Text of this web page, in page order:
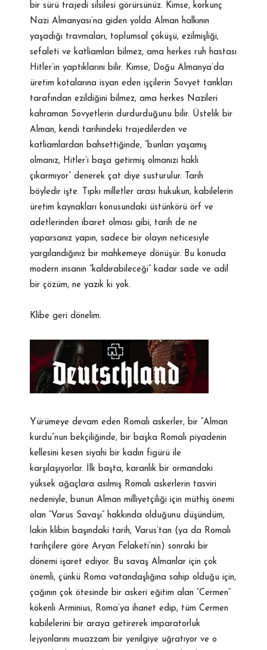
bir sürü trajedi silsilesi görürsünüz. Kimse, korkunç
Nazi Almanyası’na giden yolda Alman halkının
yaşadığı travmaları, toplumsal çöküşü, ezilmişliği,
sefaleti ve katliamları bilmez, ama herkes ruh hastası
Hitler’in yaptıklarını bilir. Kimse, Doğu Almanya’da
üretim kotalarına isyan eden işçilerin Sovyet tankları
tarafından ezildiğini bilmez, ama herkes Nazileri
kahraman Sovyetlerin durdurduğunu bilir. Üstelik bir
Alman, kendi tarihindeki trajedilerden ve
katliamlardan bahsettiğinde, “bunları yaşamış
olmanız, Hitler’i başa getirmiş olmanızı haklı
çıkarmıyor” denerek çat diye susturulur. Tarih
böyledir işte. Tıpkı milletler arası hukukun, kabilelerin
üretim kaynakları konusundaki üstünkörü örf ve
adetlerinden ibaret olması gibi, tarih de ne
yaparsanız yapın, sadece bir olayın neticesiyle
yargılandığınız bir mahkemeye dönüşür. Bu konuda
modern insanın “kaldırabileceği” kadar sade ve adil
bir çözüm, ne yazık ki yok.
Klibe geri dönelim.
Yürümeye devam eden Romalı askerler, bir “Alman
kurdu”nun bekçiliğinde, bir başka Romalı piyadenin
kellesini kesen siyahi bir kadın figürü ile
karşılaşıyorlar. İlk başta, karanlık bir ormandaki
yüksek ağaçlara asılmış Romalı askerlerin tasviri
nedeniyle, bunun Alman milliyetçiliği için müthiş önemi
olan “Varus Savaşı” hakkında olduğunu düşündüm,
lakin klibin başındaki tarih, Varus’tan (ya da Romalı
tarihçilere göre Aryan Felaketi’nin) sonraki bir
dönemi işaret ediyor. Bu savaş Almanlar için çok
önemli, çünkü Roma vatandaşlığına sahip olduğu için,
çağının çok ötesinde bir askeri eğitim alan “Cermen”
kökenli Arminius, Roma’ya ihanet edip, tüm Cermen
kabilelerini bir araya getirerek imparatorluk
lejyonlarını muazzam bir yenilgiye uğratıyor ve o